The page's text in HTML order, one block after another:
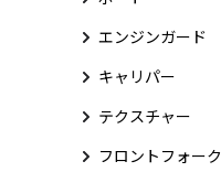
エンジンガード
キャリパー
テクスチャー
フロントフォー